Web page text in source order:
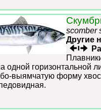
scomber
Другие
одной горизонтальной
выямчатую форму